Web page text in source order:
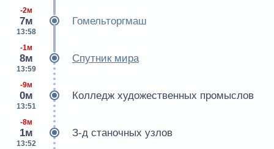
-2м
7м
13:58
Гомельторгмаш
-1м
8м
13:59
Спутник мира
-9м
0м
13:51
Колледж художественных промыслов
-8м
1м
13:52
З-д станочных узлов